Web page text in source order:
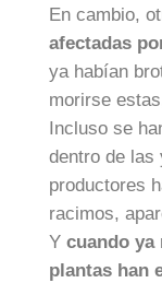
En cambio,
afectadas
ya habían
morirse
Incluso se
dentro de las
productores
racimos,
Y cuando ya
plantas han